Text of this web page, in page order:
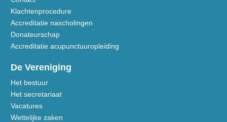
Klachtenprocedure
Accreditatie nascholingen
Donateurschap
Accreditatie acupunctuuropleiding
De Vereniging
Het bestuur
Het secretariaat
Vacatures
Wettelijke zaken